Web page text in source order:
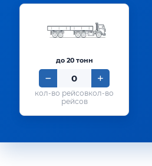
до 20 тонн
кол-во
рейсов